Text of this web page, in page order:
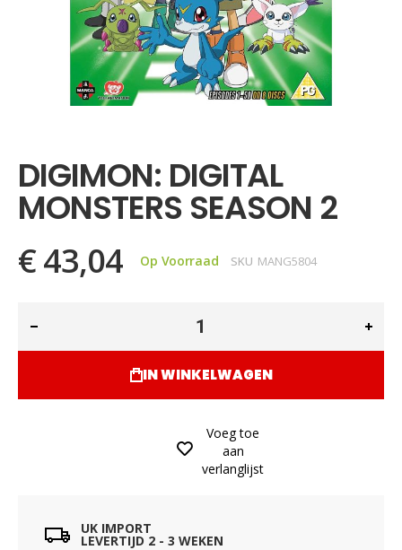
begin
van
de
afbeeldingen-
DIGIMON: DIGITAL
MONSTERS SEASON 2
€ 43,04 Op Voorraad SKU MANG5804
IN WINKELWAGEN
Voeg toe
aan
verlanglijst
UK IMPORT
LEVERTIJD 2 - 3 WEKEN